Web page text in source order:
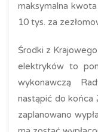
maksymalna
10 tys. za
Środki z
elektryków to
wykonawczą
nastąpić do końca
zaplanowano